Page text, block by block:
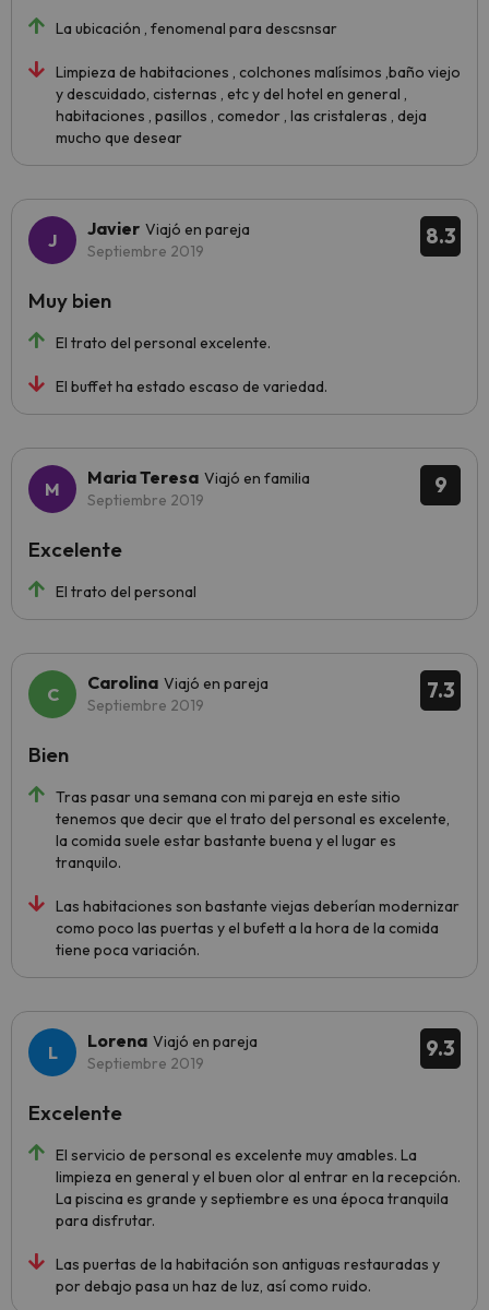
La ubicación , fenomenal para descsnsar
Limpieza de habitaciones , colchones malísimos ,baño viejo
y descuidado, cisternas , etc y del hotel en general ,
habitaciones , pasillos , comedor , las cristaleras , deja
mucho que desear
8.3
Javier Viajó en pareja
Septiembre 2019
El trato del personal excelente.
El buffet ha estado escaso de variedad.
Muy bien
9
Maria Teresa Viajó en familia
Septiembre 2019
El trato del personal
Excelente
7.3
Carolina Viajó en pareja
Septiembre 2019
Tras pasar una semana con mi pareja en este sitio
tenemos que decir que el trato del personal es excelente,
la comida suele estar bastante buena y el lugar es
tranquilo.
Las habitaciones son bastante viejas deberían modernizar
como poco las puertas y el bufett a la hora de la comida
tiene poca variación.
Bien
9.3
Lorena Viajó en pareja
Septiembre 2019
El servicio de personal es excelente muy amables. La
limpieza en general y el buen olor al entrar en la recepción.
La piscina es grande y septiembre es una época tranquila
para disfrutar.
Las puertas de la habitación son antiguas restauradas y
por debajo pasa un haz de luz, así como ruido.
Excelente